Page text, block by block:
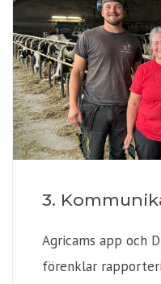
3.
Agricams app och
förenklar